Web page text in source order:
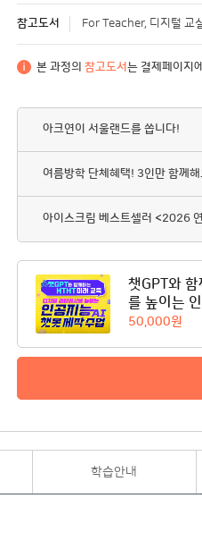
참고도서 For Teacher, 디지털 교
본 과정의 참고도서 는 결제페이지
아크연이 서울랜드를 쏩니다!
여름방학 단체혜택! 3인만 함께
아이스크림 베스트셀러 <2026
챗GPT와
를 높이는
50,000원
학습안내